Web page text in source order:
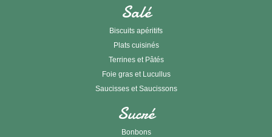
Salé
Biscuits apéritifs
Plats cuisinés
Terrines et Pâtés
Foie gras et Lucullus
Saucisses et Saucissons
Sucré
Bonbons